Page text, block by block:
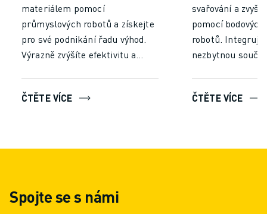
materiálem pomocí
průmyslových robotů a získejte
pro své podnikání řadu výhod.
Výrazně zvýšíte efektivitu a
manipulaci. Nechte roboty
výkon a minimalizovali chyby,
ČTĚTE VÍCE
svařování a
pomocí
robotů.
nezbytnou
Zajistěte
Snižte náklady
ČTĚTE VÍCE
Spojte se s námi